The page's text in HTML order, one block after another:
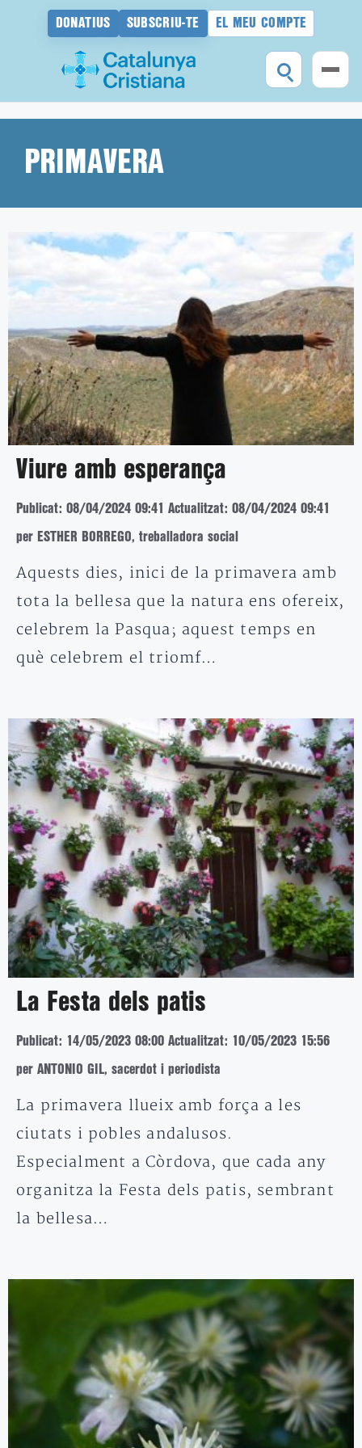
DONATIUS SUBSCRIU-TE EL MEU COMPTE
contingutPRIMAVERA
Viure amb esperança
Publicat: 08/04/2024 09:41 Actualitzat: 08/04/2024 09:41
per ESTHER BORREGO, treballadora social
Aquests dies, inici de la primavera amb
tota la bellesa que la natura ens ofereix,
celebrem la Pasqua; aquest temps en
què celebrem el triomf…
La Festa dels patis
Publicat: 14/05/2023 08:00 Actualitzat: 10/05/2023 15:56
per ANTONIO GIL, sacerdot i periodista
La primavera llueix amb força a les
ciutats i pobles andalusos.
Especialment a Còrdova, que cada any
organitza la Festa dels patis, sembrant
la bellesa…